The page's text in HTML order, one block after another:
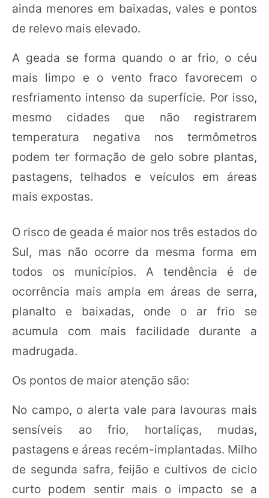
ainda menores em baixadas, vales e pontos
de relevo mais elevado.
A geada se forma quando o ar frio, o céu
mais limpo e o vento fraco favorecem o
resfriamento intenso da superfície. Por isso,
mesmo cidades que não registrarem
temperatura negativa nos termômetros
podem ter formação de gelo sobre plantas,
pastagens, telhados e veículos em áreas
mais expostas.
O risco de geada é maior nos três estados do
Sul, mas não ocorre da mesma forma em
todos os municípios. A tendência é de
ocorrência mais ampla em áreas de serra,
planalto e baixadas, onde o ar frio se
acumula com mais facilidade durante a
madrugada.
Os pontos de maior atenção são:
No campo, o alerta vale para lavouras mais
sensíveis ao frio, hortaliças, mudas,
pastagens e áreas recém-implantadas. Milho
de segunda safra, feijão e cultivos de ciclo
curto podem sentir mais o impacto se a